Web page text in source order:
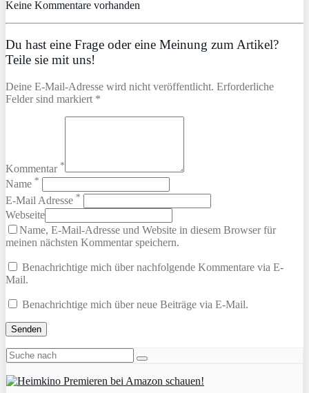
Keine Kommentare vorhanden
Du hast eine Frage oder eine Meinung zum Artikel?
Teile sie mit uns!
Deine E-Mail-Adresse wird nicht veröffentlicht. Erforderliche
Felder sind markiert *
Kommentar *
Name *
E-Mail Adresse *
Webseite
Name, E-Mail-Adresse und Website in diesem Browser für
meinen nächsten Kommentar speichern.
Benachrichtige mich über nachfolgende Kommentare via E-
Mail.
Benachrichtige mich über neue Beiträge via E-Mail.